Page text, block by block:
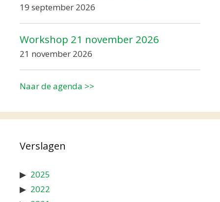
19 september 2026
Workshop 21 november 2026
21 november 2026
Naar de agenda >>
Verslagen
2025
2022